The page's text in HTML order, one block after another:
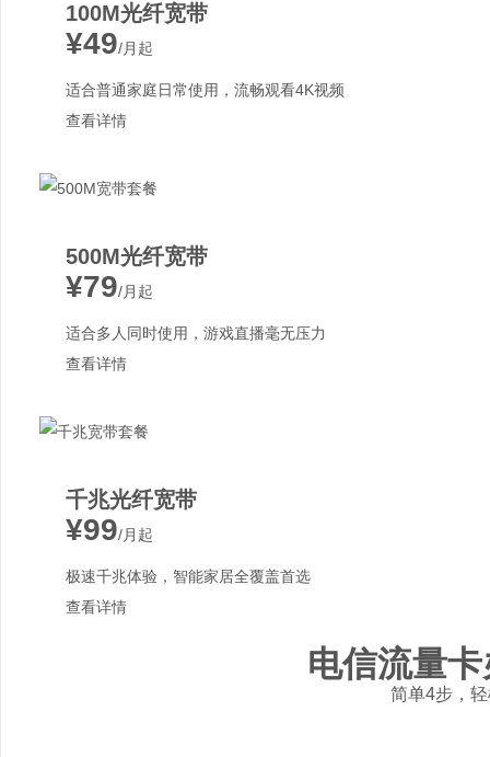
100M光纤宽带
¥49/月起
适合普通家庭日常使用，流畅观看4K视频
查看详情
500M光纤宽带
¥79/月起
适合多人同时使用，游戏直播毫无压力
查看详情
千兆光纤宽带
¥99/月起
极速千兆体验，智能家居全覆盖首选
查看详情
电信流量
简单4步，